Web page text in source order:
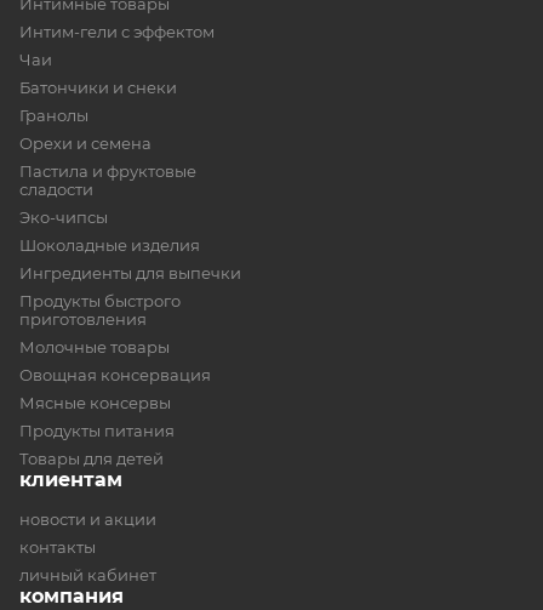
Интимные товары
Интим-гели с эффектом
Чаи
Батончики и снеки
Гранолы
Орехи и семена
Пастила и фруктовые
сладости
Эко-чипсы
Шоколадные изделия
Ингредиенты для выпечки
Продукты быстрого
приготовления
Молочные товары
Овощная консервация
Мясные консервы
Продукты питания
Товары для детей
клиентам
новости и акции
контакты
личный кабинет
компания